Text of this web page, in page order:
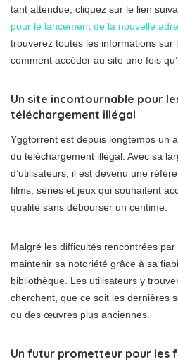
tant attendue, cliquez sur le lien
pour le lancement de la nouvelle
trouverez toutes les informations sur
comment accéder au site une fois
Un site incontournable pour
téléchargement illégal
Yggtorrent est depuis longtemps un
du téléchargement illégal. Avec sa
d’utilisateurs, il est devenu une
films, séries et jeux qui souhaitent
qualité sans débourser un centime.
Malgré les difficultés rencontrées
maintenir sa notoriété grâce à sa
bibliothèque. Les utilisateurs y
cherchent, que ce soit les dernières
ou des œuvres plus anciennes.
Un futur prometteur pour les